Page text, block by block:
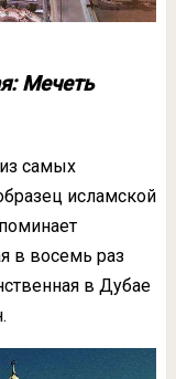
Мечеть
самых
исламской
в восемь раз
в Дубае